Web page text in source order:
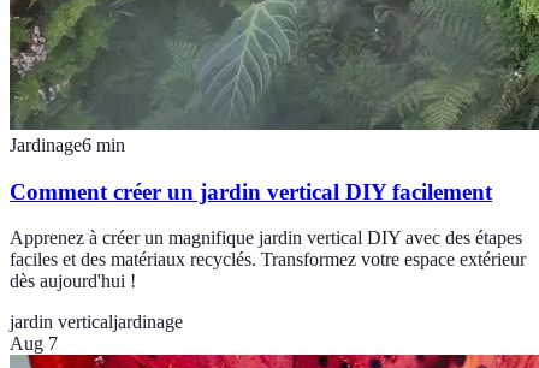
Jardinage6 min
Comment créer un jardin vertical DIY facilement
Apprenez à créer un magnifique jardin vertical DIY avec des étapes
faciles et des matériaux recyclés. Transformez votre espace extérieur
dès aujourd'hui !
jardin verticaljardinage
Aug 7